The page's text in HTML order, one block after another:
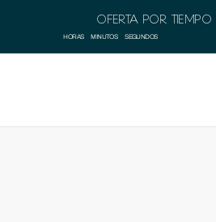
OFERTA POR TIEMPO
HORAS MINUTOS SEGUNDOS